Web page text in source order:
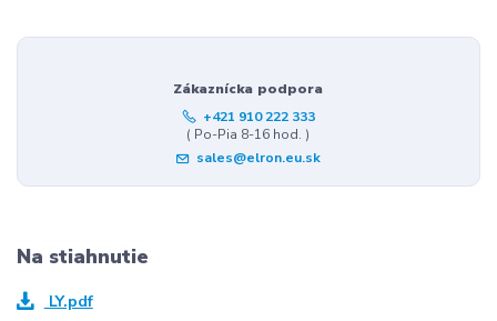
Zákaznícka podpora
+421 910 222 333
( Po-Pia 8-16 hod. )
sales@elron.eu.sk
Na stiahnutie
LY.pdf